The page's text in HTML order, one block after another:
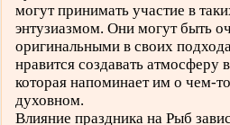
могут принимать участие в
энтузиазмом. Они могут быть
оригинальными в своих
нравится создавать атмосферу
которая напоминает им о чем-
духовном.
Влияние праздника на Рыб